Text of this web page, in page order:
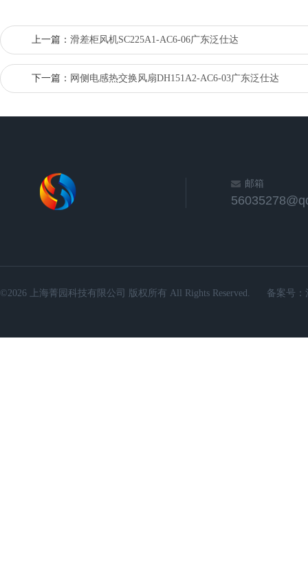
上一篇： 滑差柜风机SC225A1-AC6-06广东泛仕达
下一篇： 网侧电感热交换风扇DH151A2-AC6-03广东泛仕达
邮箱
©2026 上海菁园科技有限公司 版权所有 All Rights Reserved. 备案号：